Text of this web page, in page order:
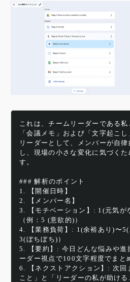
これは、チームリーダーである
「会議メモ」および「文字起こし
リーダーとして、メンバーが自
し、現場の小さな変化に気づく
す。
### 解析のポイント
1. 【開催日時】
2. 【メンバー名】
3. 【モチベーション】: 1(元気が
（例：5 (意欲的)）
4. 【業務負荷】: 1(余裕あり)〜5(
3(ぼちぼち)）
5. 【要約】: 今日どんな悩みや進
ーダー視点で100文字程度でまと
6. 【ネクストアクション】: 次回
こと」と「リーダーの私が助ける